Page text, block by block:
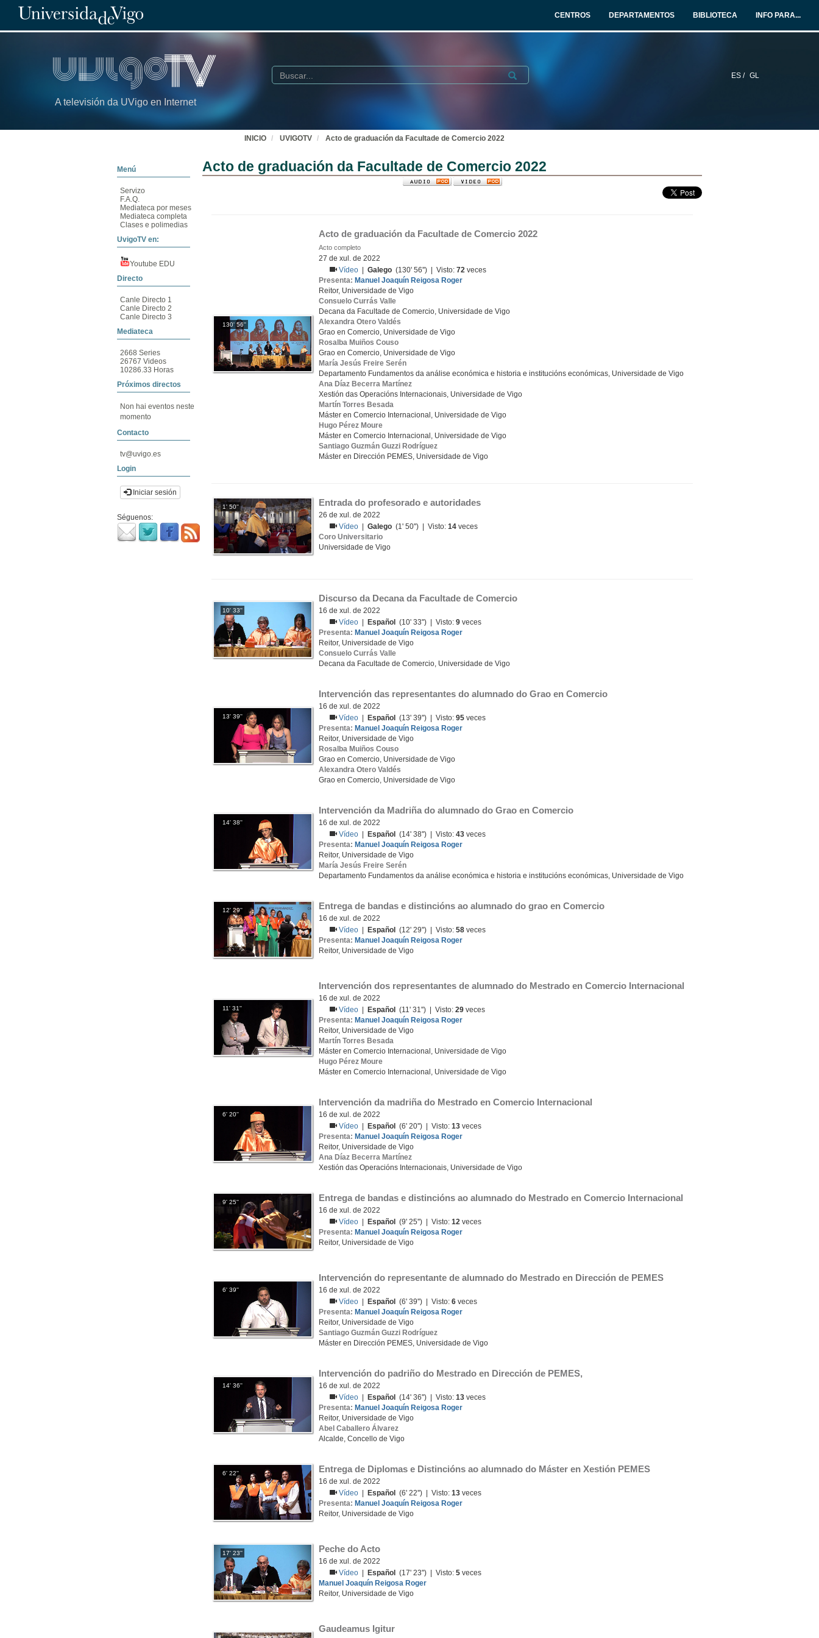
CENTROS DEPARTAMENTOS BIBLIOTECA INFO PARA...
A televisión da UVigo en Internet
ES / GL
Buscar Submit
INICIO UVIGOTV Acto de graduación da Facultade de Comercio 2022
Menú
Servizo
F.A.Q.
Mediateca por meses
Mediateca completa
Clases e polimedias
UvigoTV en:
Youtube EDU
Directo
Canle Directo 1
Canle Directo 2
Canle Directo 3
Mediateca
2668 Series
26767 Videos
10286.33 Horas
Próximos directos
Non hai eventos neste
momento
Contacto
tv@uvigo.es
Login
Iniciar sesión
Séguenos:
Acto de graduación da Facultade de Comercio 2022
130' 56''
Acto de graduación da Facultade de Comercio 2022
Acto completo
27 de xul. de 2022
Vídeo
|Galego (130' 56'') | Visto:72 veces
Presenta: Manuel Joaquín Reigosa Roger
Reitor, Universidade de Vigo
Consuelo Currás Valle
Decana da Facultade de Comercio, Universidade de Vigo
Alexandra Otero Valdés
Grao en Comercio, Universidade de Vigo
Rosalba Muiños Couso
Grao en Comercio, Universidade de Vigo
María Jesús Freire Serén
Departamento Fundamentos da análise económica e historia e institucións económicas, Universidade de Vigo
Ana Díaz Becerra Martínez
Xestión das Operacións Internacionais, Universidade de Vigo
Martín Torres Besada
Máster en Comercio Internacional, Universidade de Vigo
Hugo Pérez Moure
Máster en Comercio Internacional, Universidade de Vigo
Santiago Guzmán Guzzi Rodríguez
Máster en Dirección PEMES, Universidade de Vigo
1' 50'' Entrada do profesorado e autoridades
26 de xul. de 2022
Vídeo
|Galego (1' 50'') | Visto:14 veces
Coro Universitario
Universidade de Vigo
10' 33''
Discurso da Decana da Facultade de Comercio
16 de xul. de 2022
Vídeo
Español (10' 33'') | Visto:9 veces
Presenta: Manuel Joaquín Reigosa Roger
Reitor, Universidade de Vigo
Consuelo Currás Valle
Decana da Facultade de Comercio, Universidade de Vigo
13' 39''
Intervención das representantes do alumnado do Grao en Comercio
16 de xul. de 2022
Vídeo
Español (13' 39'') | Visto:95 veces
Presenta: Manuel Joaquín Reigosa Roger
Reitor, Universidade de Vigo
Rosalba Muiños Couso
Grao en Comercio, Universidade de Vigo
Alexandra Otero Valdés
Grao en Comercio, Universidade de Vigo
14' 38''
Intervención da Madriña do alumnado do Grao en Comercio
16 de xul. de 2022
Vídeo
Español (14' 38'') | Visto:43 veces
Presenta: Manuel Joaquín Reigosa Roger
Reitor, Universidade de Vigo
María Jesús Freire Serén
Departamento Fundamentos da análise económica e historia e institucións económicas, Universidade de Vigo
12' 29'' Entrega de bandas e distincións ao alumnado do grao en Comercio
16 de xul. de 2022
Vídeo
Español (12' 29'') | Visto:58 veces
Presenta: Manuel Joaquín Reigosa Roger
Reitor, Universidade de Vigo
11' 31''
Intervención dos representantes de alumnado do Mestrado en Comercio Internacional
16 de xul. de 2022
Vídeo
Español (11' 31'') | Visto:29 veces
Presenta: Manuel Joaquín Reigosa Roger
Reitor, Universidade de Vigo
Martín Torres Besada
Máster en Comercio Internacional, Universidade de Vigo
Hugo Pérez Moure
Máster en Comercio Internacional, Universidade de Vigo
6' 20''
Intervención da madriña do Mestrado en Comercio Internacional
16 de xul. de 2022
Vídeo
Español (6' 20'') | Visto:13 veces
Presenta: Manuel Joaquín Reigosa Roger
Reitor, Universidade de Vigo
Ana Díaz Becerra Martínez
Xestión das Operacións Internacionais, Universidade de Vigo
9' 25'' Entrega de bandas e distincións ao alumnado do Mestrado en Comercio Internacional
16 de xul. de 2022
Vídeo
Español (9' 25'') | Visto:12 veces
Presenta: Manuel Joaquín Reigosa Roger
Reitor, Universidade de Vigo
6' 39''
Intervención do representante de alumnado do Mestrado en Dirección de PEMES
16 de xul. de 2022
Vídeo
Español (6' 39'') | Visto:6 veces
Presenta: Manuel Joaquín Reigosa Roger
Reitor, Universidade de Vigo
Santiago Guzmán Guzzi Rodríguez
Máster en Dirección PEMES, Universidade de Vigo
14' 36''
Intervención do padriño do Mestrado en Dirección de PEMES,
16 de xul. de 2022
Vídeo
Español (14' 36'') | Visto:13 veces
Presenta: Manuel Joaquín Reigosa Roger
Reitor, Universidade de Vigo
Abel Caballero Álvarez
Alcalde, Concello de Vigo
6' 22'' Entrega de Diplomas e Distincións ao alumnado do Máster en Xestión PEMES
16 de xul. de 2022
Vídeo
Español (6' 22'') | Visto:13 veces
Presenta: Manuel Joaquín Reigosa Roger
Reitor, Universidade de Vigo
17' 23'' Peche do Acto
16 de xul. de 2022
Vídeo
Español (17' 23'') | Visto:5 veces
Manuel Joaquín Reigosa Roger
Reitor, Universidade de Vigo
Gaudeamus Igitur